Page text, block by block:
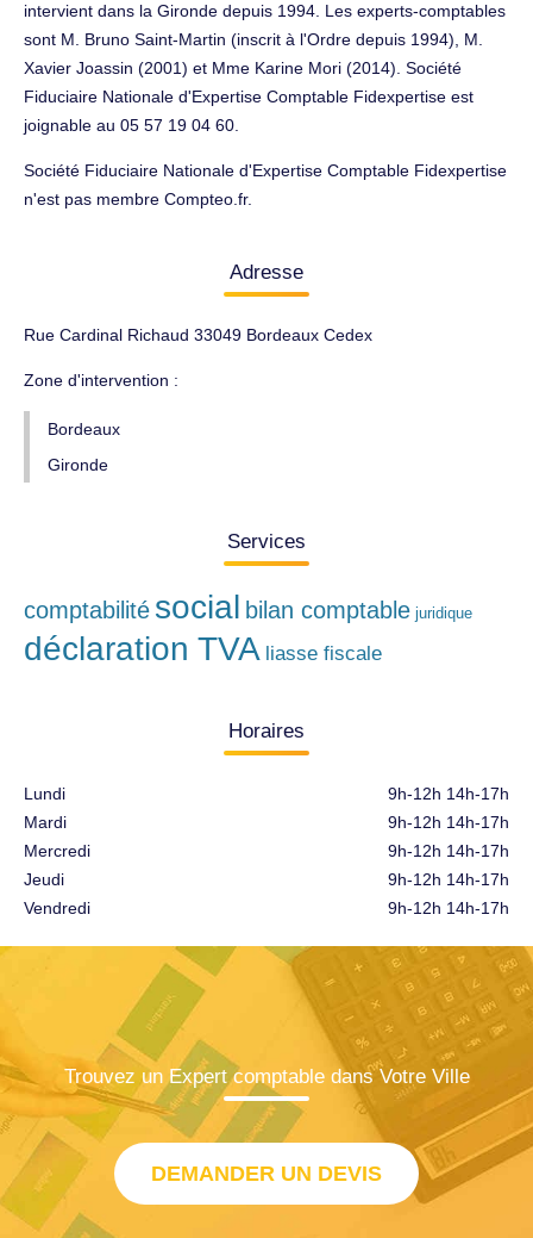
intervient dans la Gironde depuis 1994. Les experts-comptables
sont M. Bruno Saint-Martin (inscrit à l'Ordre depuis 1994), M.
Xavier Joassin (2001) et Mme Karine Mori (2014). Société
Fiduciaire Nationale d'Expertise Comptable Fidexpertise est
joignable au 05 57 19 04 60.
Société Fiduciaire Nationale d'Expertise Comptable Fidexpertise
n'est pas membre Compteo.fr.
Adresse
Rue Cardinal Richaud 33049 Bordeaux Cedex
Zone d'intervention :
Bordeaux
Gironde
Services
comptabilité social bilan comptable juridique
déclaration TVA liasse fiscale
Horaires
Lundi
Mardi
Mercredi
Jeudi
Vendredi
9h-12h 14h-17h
9h-12h 14h-17h
9h-12h 14h-17h
9h-12h 14h-17h
9h-12h 14h-17h
Trouvez un Expert comptable dans Votre Ville
DEMANDER UN DEVIS